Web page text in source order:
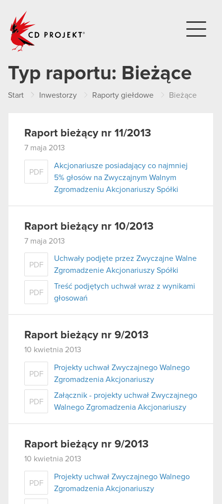
Typ raportu: Bieżące
Start Inwestorzy Raporty giełdowe Bieżące
Raport bieżący nr 11/2013
7 maja 2013
PDF
Akcjonariusze posiadający co najmniej
5% głosów na Zwyczajnym Walnym
Zgromadzeniu Akcjonariuszy Spółki
Raport bieżący nr 10/2013
7 maja 2013
PDF
Uchwały podjęte przez Zwyczajne Walne
Zgromadzenie Akcjonariuszy Spółki
PDF
Treść podjętych uchwał wraz z wynikami
głosowań
Raport bieżący nr 9/2013
10 kwietnia 2013
PDF
Projekty uchwał Zwyczajnego Walnego
Zgromadzenia Akcjonariuszy
PDF
Załącznik - projekty uchwał Zwyczajnego
Walnego Zgromadzenia Akcjonariuszy
Raport bieżący nr 9/2013
10 kwietnia 2013
PDF
Projekty uchwał Zwyczajnego Walnego
Zgromadzenia Akcjonariuszy